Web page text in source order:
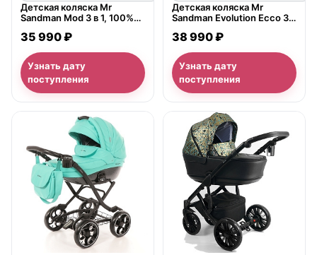
Детская коляска Mr
Sandman Mod 3 в 1, 100%
35 990 ₽
Узнать дату
поступления
Детская коляска Mr
Sandman Evolution Ecco 3 в
38 990 ₽
Узнать дату
поступления
нет в продаже